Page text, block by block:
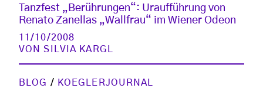
Tanzfest „Berührungen“: Uraufführung von
Renato Zanellas „Wallfrau“ im Wiener Odeon
11/10/2008
VONSILVIA KARGL
BLOG / KOEGLERJOURNAL